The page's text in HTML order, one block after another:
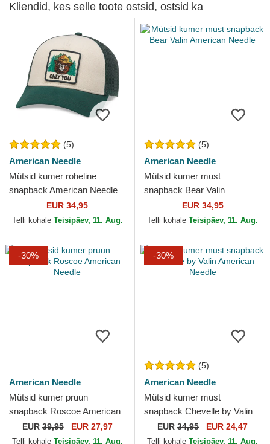
Kliendid, kes selle toote ostsid, ostsid ka
(5)
American Needle
Mütsid kumer roheline
snapback American Needle
EUR 34,95
Telli kohale Teisipäev, 11. Aug.
(5)
American Needle
Mütsid kumer must
snapback Bear Valin
American Needle
EUR 34,95
Telli kohale Teisipäev, 11. Aug.
-30%
American Needle
Mütsid kumer pruun
snapback Roscoe American
Needle
EUR39,95 EUR 27,97
Telli kohale Teisipäev, 11. Aug.
-30%
(5)
American Needle
Mütsid kumer must
snapback Chevelle by Valin
American Needle
EUR 34,95 EUR 24,47
Telli kohale Teisipäev, 11. Aug.